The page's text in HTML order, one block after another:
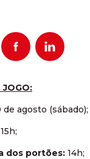
de agosto (sábado);
15h;
dos portões: 14h;